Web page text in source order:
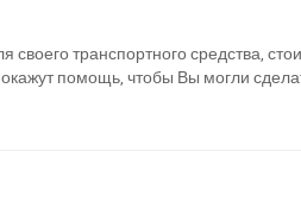
транспортного средства,
помощь, чтобы Вы могли